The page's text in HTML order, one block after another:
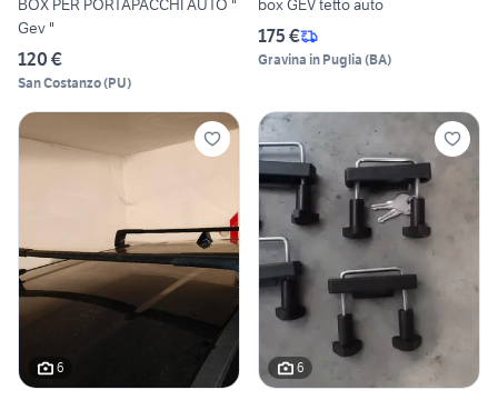
BOX PER PORTAPACCHI AUTO "
Gev "
120 €
San Costanzo(PU)
box GEV tetto auto
175 €
Gravina in Puglia (BA)
6 6